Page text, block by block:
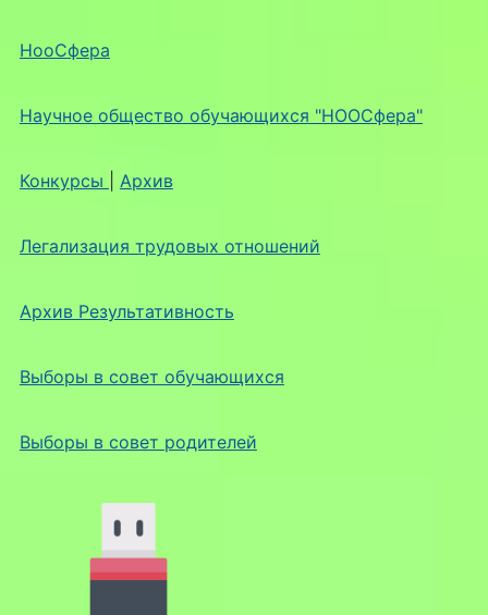
НооСфера
Научное общество обучающихся "НООСфера"
Конкурсы Архив
Легализация трудовых отношений
Архив Результативность
Выборы в совет обучающихся
Выборы в совет родителей